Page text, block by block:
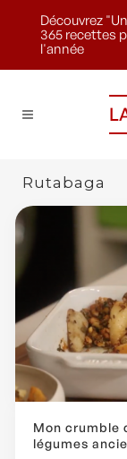
Découvrez
365 recettes
l'année
Rutabaga
Mon crumble
légumes